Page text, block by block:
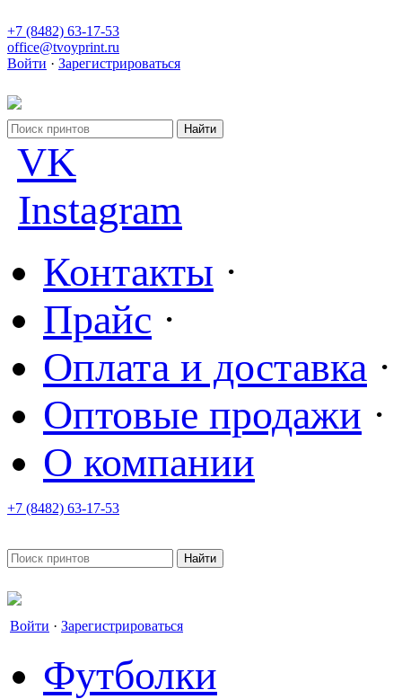
+7 (8482) 63-17-53
office@tvoyprint.ru
Войти · Зарегистрироваться
VK
Instagram
Контакты ·
Прайс ·
Оплата и доставка ·
Оптовые продажи ·
О компании
+7 (8482) 63-17-53
Войти · Зарегистрироваться
Футболки